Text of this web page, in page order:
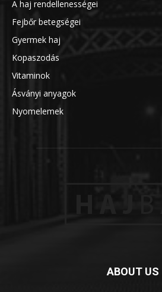
A haj rendellenességei
Fejbőr betegségei
Gyermek haj
Kopaszodás
Vitaminok
Ásványi anyagok
Nyomelemek
ABOUT US